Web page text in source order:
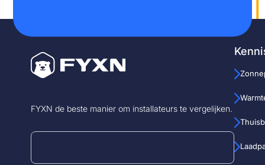
FYXN de beste manier om installateurs te vergelijken.